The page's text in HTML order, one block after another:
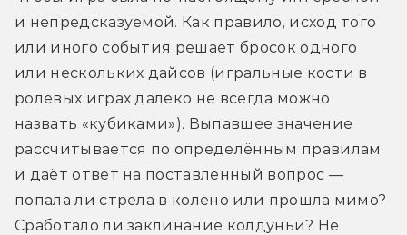
и непредсказуемой. Как правило, исход того
или иного события решает бросок одного
или нескольких дайсов (игральные кости в
ролевых играх далеко не всегда можно
назвать «кубиками»). Выпавшее значение
рассчитывается по определённым правилам
и даёт ответ на поставленный вопрос —
попала ли стрела в колено или прошла мимо?
Сработало ли заклинание колдуньи? Не